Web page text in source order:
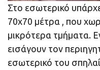
Στο εσωτερικό
70χ70 μέτρα , που
μικρότερα τμήματα.
εισάγουν τον
εσωτερικό του